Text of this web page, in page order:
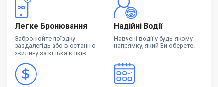
Легке Бронювання
Забронюйте поїздку
заздалегідь або в останню
хвилину за кілька кліків.
Надійні Водії
Навчені водії у будь-якому
напрямку, який Ви оберете.